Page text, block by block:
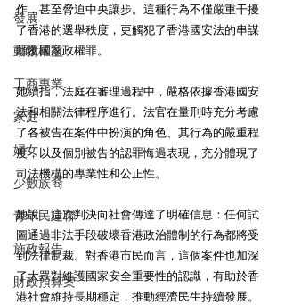
發展
動物權益
工商專業
家庭
婦女
少數族裔
青年民建聯
施政報告
財政預算案
作，甚至脅迫中央讓步。這種行為不僅嚴重干擾
了香港的選舉秩度，更觸犯了香港國安法的串謀
顛覆國家政權罪。
她續指，法庭在審理過程中，嚴格依據香港國安
法和相關法律程序進行。法官在量刑時充分考慮
了各被告在案件中扮演的角色、其行為的嚴重程
度，以及個別被告的認罪悔過表現，充分體現了
司法機構的專業性和公正性。
她說，這次判決向社會傳達了明確信息：任何試
圖通過非法手段破壞香港政治體制的行為都將受
到法律制裁。對香港市民而言，這個案件也加深
了大眾對維護國家安全重要性的認識，有助於香
港社會維持長期穩定，推動經濟民生持續發展。